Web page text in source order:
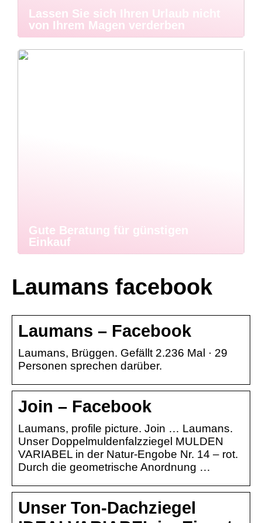
Lassen Sie sich Ihren Urlaub nicht
von Ihrem Magen verderben
Gute Beratung für günstigen
Einkauf
Laumans facebook
Laumans – Facebook
Laumans, Brüggen. Gefällt 2.236 Mal · 29
Personen sprechen darüber.
Join – Facebook
Laumans, profile picture. Join … Laumans.
Unser Doppelmuldenfalzziegel MULDEN
VARIABEL in der Natur-Engobe Nr. 14 – rot.
Durch die geometrische Anordnung …
Unser Ton-Dachziegel